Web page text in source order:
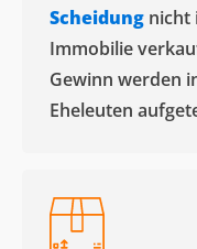
Scheidung nicht
Immobilie
Gewinn werden
Eheleuten